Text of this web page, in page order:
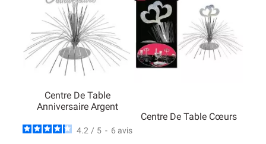
Centre De Table
Anniversaire Argent
4.2 / 5 - 6 avis
Centre De Table Cœurs